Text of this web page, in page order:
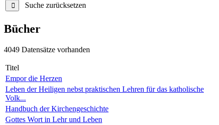
Suche zurücksetzen
Bücher
4049 Datensätze vorhanden
Titel
Empor die Herzen
Leben der Heiligen nebst praktischen Lehren für das katholische
Volk...
Handbuch der Kirchengeschichte
Gottes Wort in Lehr und Leben